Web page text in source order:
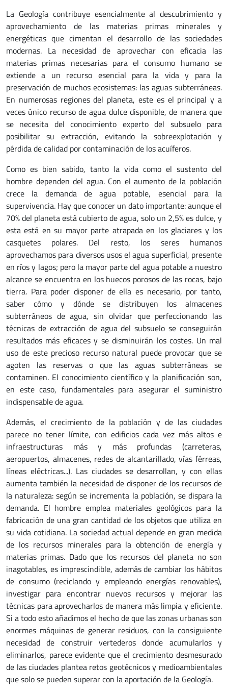
La Geología contribuye esencialmente al descubrimiento y
aprovechamiento de las materias primas minerales y
energéticas que cimentan el desarrollo de las sociedades
modernas. La necesidad de aprovechar con eficacia las
materias primas necesarias para el consumo humano se
extiende a un recurso esencial para la vida y para la
preservación de muchos ecosistemas: las aguas subterráneas.
En numerosas regiones del planeta, este es el principal y a
veces único recurso de agua dulce disponible, de manera que
se necesita del conocimiento experto del subsuelo para
posibilitar su extracción, evitando la sobreexplotación y
pérdida de calidad por contaminación de los acuíferos.
Como es bien sabido, tanto la vida como el sustento del
hombre dependen del agua. Con el aumento de la población
crece la demanda de agua potable, esencial para la
supervivencia. Hay que conocer un dato importante: aunque el
70% del planeta está cubierto de agua, solo un 2,5% es dulce, y
esta está en su mayor parte atrapada en los glaciares y los
casquetes polares. Del resto, los seres humanos
aprovechamos para diversos usos el agua superficial, presente
en ríos y lagos; pero la mayor parte del agua potable a nuestro
alcance se encuentra en los huecos porosos de las rocas, bajo
tierra. Para poder disponer de ella es necesario, por tanto,
saber cómo y dónde se distribuyen los almacenes
subterráneos de agua, sin olvidar que perfeccionando las
técnicas de extracción de agua del subsuelo se conseguirán
resultados más eficaces y se disminuirán los costes. Un mal
uso de este precioso recurso natural puede provocar que se
agoten las reservas o que las aguas subterráneas se
contaminen. El conocimiento científico y la planificación son,
en este caso, fundamentales para asegurar el suministro
indispensable de agua.
Además, el crecimiento de la población y de las ciudades
parece no tener límite, con edificios cada vez más altos e
infraestructuras más y más profundas (carreteras,
aeropuertos, almacenes, redes de alcantarillado, vías férreas,
líneas eléctricas...). Las ciudades se desarrollan, y con ellas
aumenta también la necesidad de disponer de los recursos de
la naturaleza: según se incrementa la población, se dispara la
demanda. El hombre emplea materiales geológicos para la
fabricación de una gran cantidad de los objetos que utiliza en
su vida cotidiana. La sociedad actual depende en gran medida
de los recursos minerales para la obtención de energía y
materias primas. Dado que los recursos del planeta no son
inagotables, es imprescindible, además de cambiar los hábitos
de consumo (reciclando y empleando energías renovables),
investigar para encontrar nuevos recursos y mejorar las
técnicas para aprovecharlos de manera más limpia y eficiente.
Si a todo esto añadimos el hecho de que las zonas urbanas son
enormes máquinas de generar residuos, con la consiguiente
necesidad de construir vertederos donde acumularlos y
eliminarlos, parece evidente que el crecimiento desmesurado
de las ciudades plantea retos geotécnicos y medioambientales
que solo se pueden superar con la aportación de la Geología.